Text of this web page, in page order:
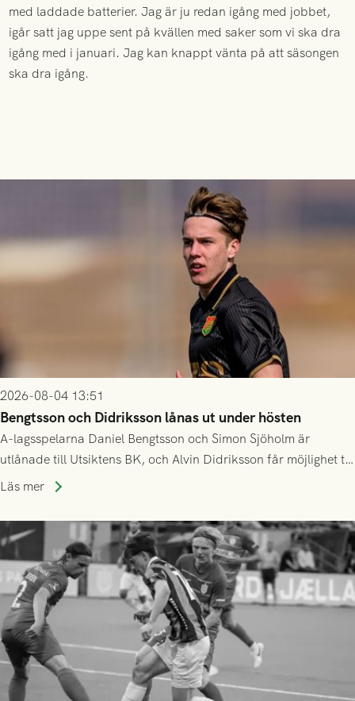
med laddade batterier. Jag är ju redan igång med jobbet,
igår satt jag uppe sent på kvällen med saker som vi ska dra
igång med i januari. Jag kan knappt vänta på att säsongen
ska dra igång.
2026-08-04 13:51
Bengtsson och Didriksson lånas ut under hösten
A-lagsspelarna Daniel Bengtsson och Simon Sjöholm är
utlånade till Utsiktens BK, och Alvin Didriksson får möjlighet till
speltid i Hestrafors genom föreningssamarbete.
Läs mer